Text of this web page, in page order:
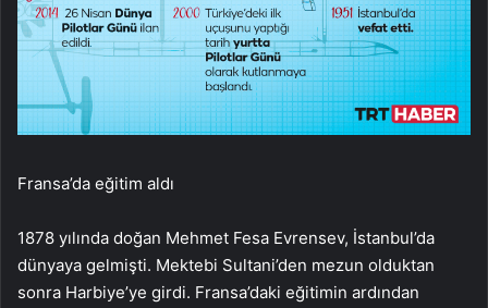
Fransa’da eğitim aldı
1878 yılında doğan Mehmet Fesa Evrensev, İstanbul’da
dünyaya gelmişti. Mektebi Sultani’den mezun olduktan
sonra Harbiye’ye girdi. Fransa’daki eğitimin ardından